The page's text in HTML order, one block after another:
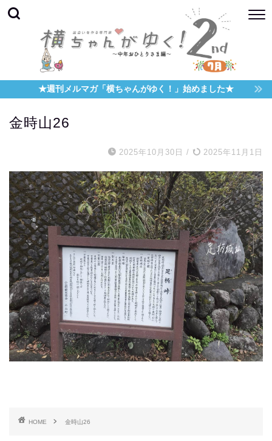
★週刊メルマガ「横ちゃんがゆく！」始めました★
金時山26
2025年10月30日 / 2025年11月1日
HOME 金時山26